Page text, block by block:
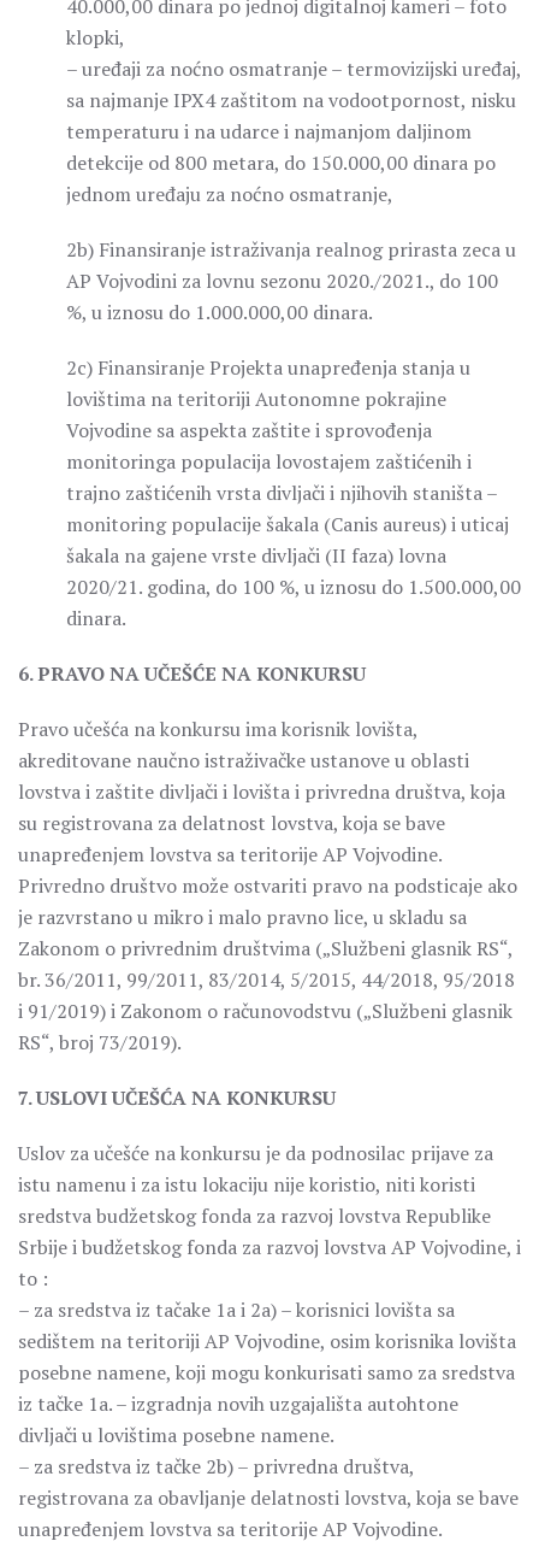
40.000,00 dinara po jednoj digitalnoj kameri – foto
klopki,
– uređaji za noćno osmatranje – termovizijski uređaj,
sa najmanje IPX4 zaštitom na vodootpornost, nisku
temperaturu i na udarce i najmanjom daljinom
detekcije od 800 metara, do 150.000,00 dinara po
jednom uređaju za noćno osmatranje,
2b) Finansiranje istraživanja realnog prirasta zeca u
AP Vojvodini za lovnu sezonu 2020./2021., do 100
%, u iznosu do 1.000.000,00 dinara.
2c) Finansiranje Projekta unapređenja stanja u
lovištima na teritoriji Autonomne pokrajine
Vojvodine sa aspekta zaštite i sprovođenja
monitoringa populacija lovostajem zaštićenih i
trajno zaštićenih vrsta divljači i njihovih staništa –
monitoring populacije šakala (Canis aureus) i uticaj
šakala na gajene vrste divljači (II faza) lovna
2020/21. godina, do 100 %, u iznosu do 1.500.000,00
dinara.
6. PRAVO NA UČEŠĆE NA KONKURSU
Pravo učešća na konkursu ima korisnik lovišta,
akreditovane naučno istraživačke ustanove u oblasti
lovstva i zaštite divljači i lovišta i privredna društva, koja
su registrovana za delatnost lovstva, koja se bave
unapređenjem lovstva sa teritorije AP Vojvodine.
Privredno društvo može ostvariti pravo na podsticaje ako
je razvrstano u mikro i malo pravno lice, u skladu sa
Zakonom o privrednim društvima („Službeni glasnik RS“,
br. 36/2011, 99/2011, 83/2014, 5/2015, 44/2018, 95/2018
i 91/2019) i Zakonom o računovodstvu („Službeni glasnik
RS“, broj 73/2019).
7. USLOVI UČEŠĆA NA KONKURSU
Uslov za učešće na konkursu je da podnosilac prijave za
istu namenu i za istu lokaciju nije koristio, niti koristi
sredstva budžetskog fonda za razvoj lovstva Republike
Srbije i budžetskog fonda za razvoj lovstva AP Vojvodine, i
to :
– za sredstva iz tačake 1a i 2a) – korisnici lovišta sa
sedištem na teritoriji AP Vojvodine, osim korisnika lovišta
posebne namene, koji mogu konkurisati samo za sredstva
iz tačke 1a. – izgradnja novih uzgajališta autohtone
divljači u lovištima posebne namene.
– za sredstva iz tačke 2b) – privredna društva,
registrovana za obavljanje delatnosti lovstva, koja se bave
unapređenjem lovstva sa teritorije AP Vojvodine.